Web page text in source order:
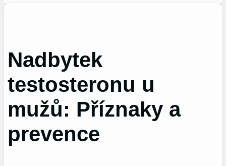
Nadbytek
testosteronu u
mužů: Příznaky a
prevence